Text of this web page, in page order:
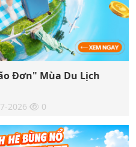
Đơn" Mùa Du Lịch
2026 0